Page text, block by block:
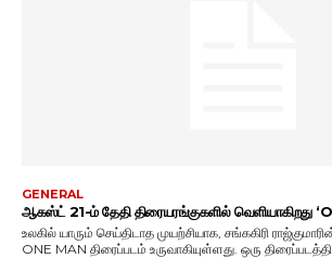
GENERAL
ஆகஸ்ட் 21-ம் தேதி திரையரங்குகளில் வெளியாகிறது
உலகில் யாரும் செய்திடாத முயற்சியாக, சங்ககிரி
ONE MAN திரைப்படம் உருவாகியுள்ளது. ஒரு